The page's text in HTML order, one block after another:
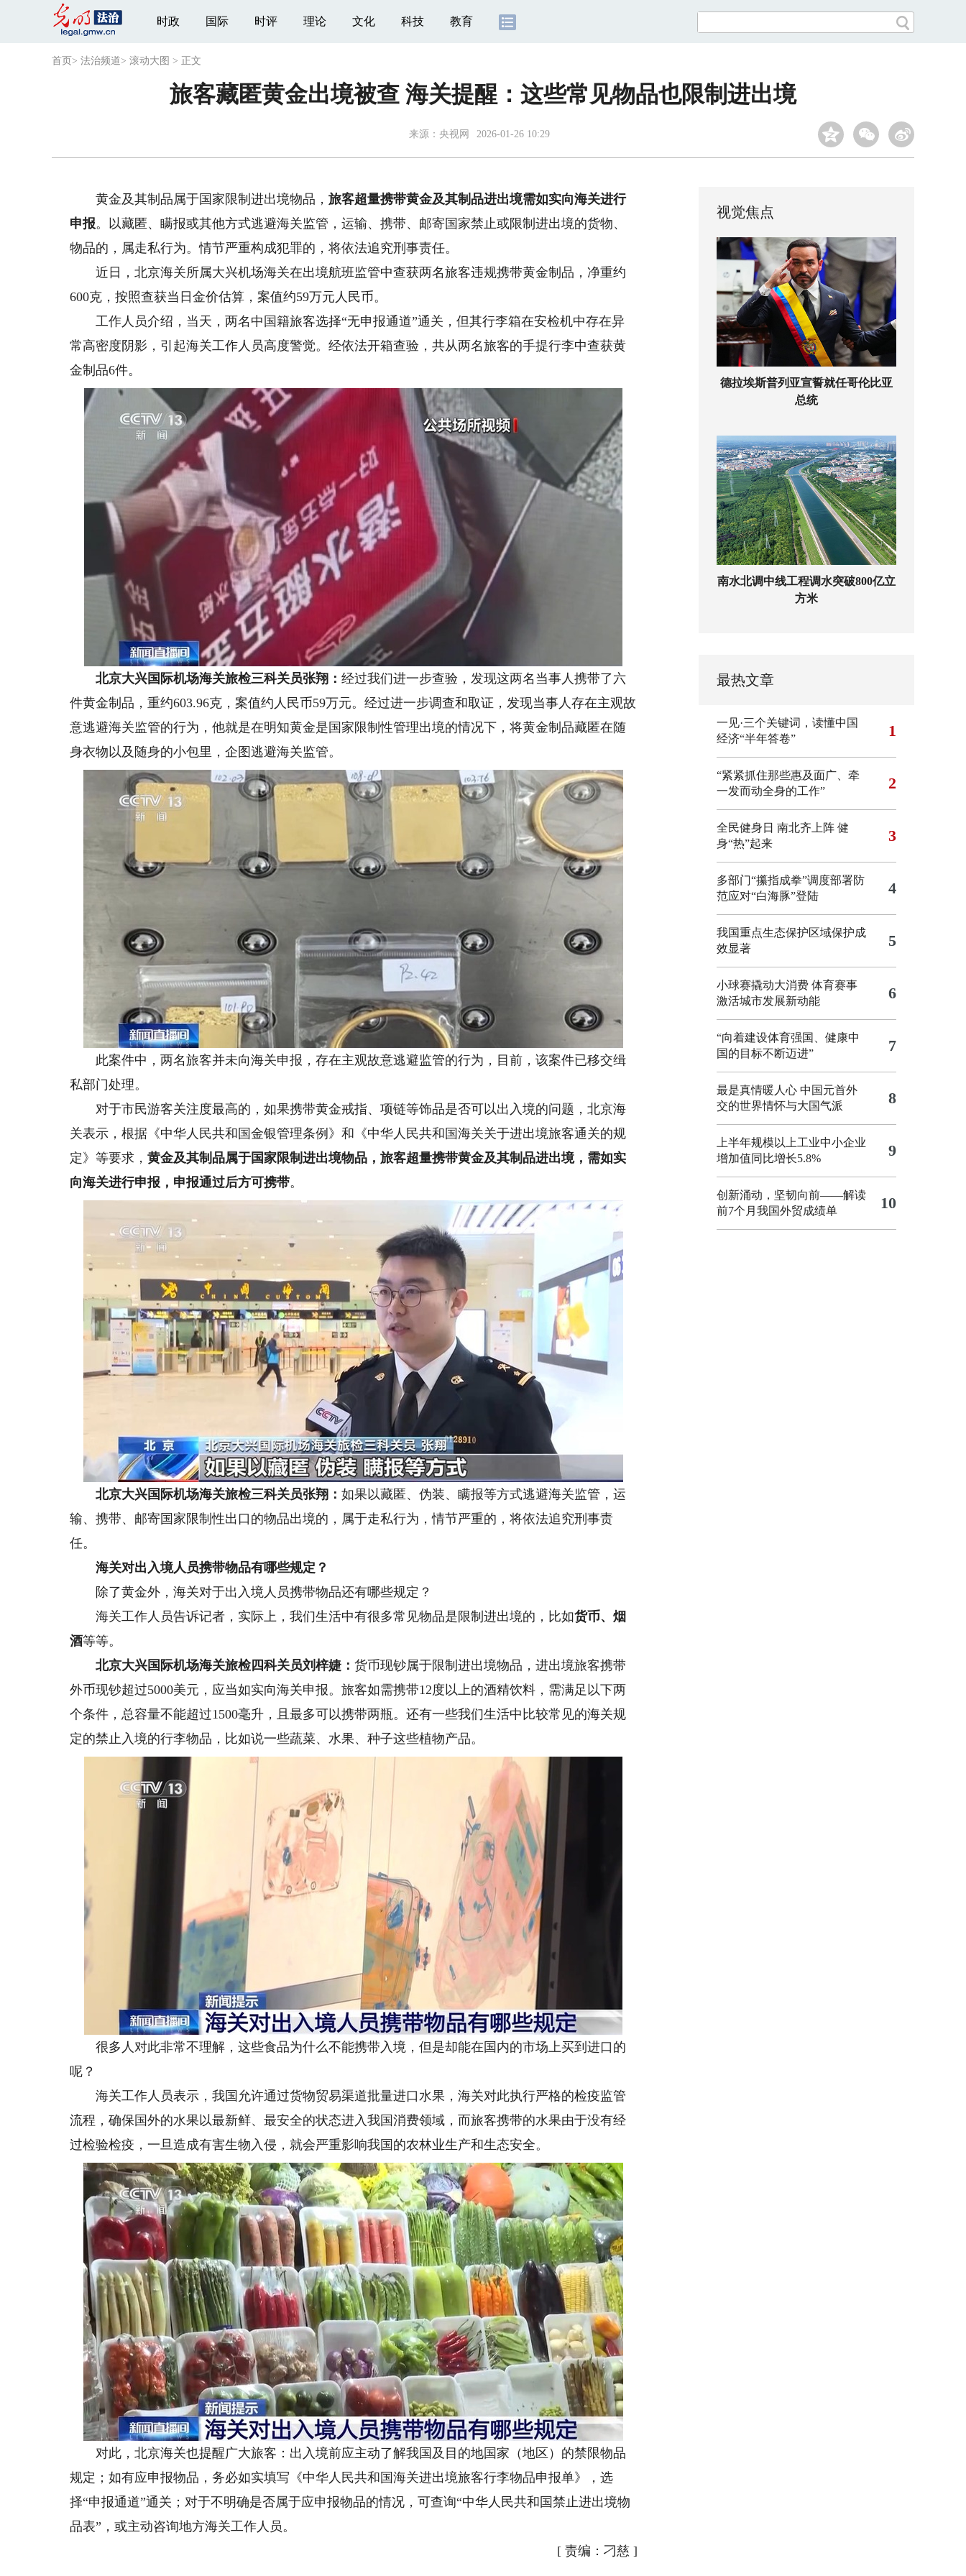
时政 国际 时评 理论 文化 科技 教育
首页 > 法治频道> 滚动大图 > 正文
旅客藏匿黄金出境被查 海关提醒：这些常见物品也限制进出境
来源： 央视网 2026-01-26 10:29
黄金及其制品属于国家限制进出境物品，旅客超量携带黄金及其制品进出境需如实向海关进行
申报。以藏匿、瞒报或其他方式逃避海关监管，运输、携带、邮寄国家禁止或限制进出境的货物、
物品的，属走私行为。情节严重构成犯罪的，将依法追究刑事责任。
近日，北京海关所属大兴机场海关在出境航班监管中查获两名旅客违规携带黄金制品，净重约
600克，按照查获当日金价估算，案值约59万元人民币。
工作人员介绍，当天，两名中国籍旅客选择“无申报通道”通关，但其行李箱在安检机中存在异
常高密度阴影，引起海关工作人员高度警觉。经依法开箱查验，共从两名旅客的手提行李中查获黄
金制品6件。
北京大兴国际机场海关旅检三科关员张翔：经过我们进一步查验，发现这两名当事人携带了六
件黄金制品，重约603.96克，案值约人民币59万元。经过进一步调查和取证，发现当事人存在主观故
意逃避海关监管的行为，他就是在明知黄金是国家限制性管理出境的情况下，将黄金制品藏匿在随
身衣物以及随身的小包里，企图逃避海关监管。
此案件中，两名旅客并未向海关申报，存在主观故意逃避监管的行为，目前，该案件已移交缉
私部门处理。
对于市民游客关注度最高的，如果携带黄金戒指、项链等饰品是否可以出入境的问题，北京海
关表示，根据《中华人民共和国金银管理条例》和《中华人民共和国海关关于进出境旅客通关的规
定》等要求，黄金及其制品属于国家限制进出境物品，旅客超量携带黄金及其制品进出境，需如实
向海关进行申报，申报通过后方可携带。
北京大兴国际机场海关旅检三科关员张翔：如果以藏匿、伪装、瞒报等方式逃避海关监管，运
输、携带、邮寄国家限制性出口的物品出境的，属于走私行为，情节严重的，将依法追究刑事责
任。
海关对出入境人员携带物品有哪些规定？
除了黄金外，海关对于出入境人员携带物品还有哪些规定？
海关工作人员告诉记者，实际上，我们生活中有很多常见物品是限制进出境的，比如货币、烟
酒等等。
北京大兴国际机场海关旅检四科关员刘梓婕 ：货币现钞属于限制进出境物品，进出境旅客携带
外币现钞超过5000美元，应当如实向海关申报。旅客如需携带12度以上的酒精饮料，需满足以下两
个条件，总容量不能超过1500毫升，且最多可以携带两瓶。还有一些我们生活中比较常见的海关规
定的禁止入境的行李物品，比如说一些蔬菜、水果、种子这些植物产品。
很多人对此非常不理解，这些食品为什么不能携带入境，但是却能在国内的市场上买到进口的
呢？
海关工作人员表示，我国允许通过货物贸易渠道批量进口水果，海关对此执行严格的检疫监管
流程，确保国外的水果以最新鲜、最安全的状态进入我国消费领域，而旅客携带的水果由于没有经
过检验检疫，一旦造成有害生物入侵，就会严重影响我国的农林业生产和生态安全。
对此，北京海关也提醒广大旅客：出入境前应主动了解我国及目的地国家（地区）的禁限物品
规定；如有应申报物品，务必如实填写《中华人民共和国海关进出境旅客行李物品申报单》，选
择“申报通道”通关；对于不明确是否属于应申报物品的情况，可查询“中华人民共和国禁止进出境物
品表”，或主动咨询地方海关工作人员。
[ 责编：刁慈 ]
视觉焦点
德拉埃斯普列亚宣誓就任哥伦比亚
总统
南水北调中线工程调水突破800亿立
方米
最热文章
一见·三个关键词，读懂中国
经济“半年答卷”
1
“紧紧抓住那些惠及面广、牵
一发而动全身的工作”
2
全民健身日 南北齐上阵 健
身“热”起来
3
多部门“攥指成拳”调度部署防
范应对“白海豚”登陆
4
我国重点生态保护区域保护成
效显著
5
小球赛撬动大消费 体育赛事
激活城市发展新动能
6
“向着建设体育强国、健康中
国的目标不断迈进”
7
最是真情暖人心 中国元首外
交的世界情怀与大国气派
8
上半年规模以上工业中小企业
增加值同比增长5.8%
9
创新涌动，坚韧向前——解读
前7个月我国外贸成绩单
10